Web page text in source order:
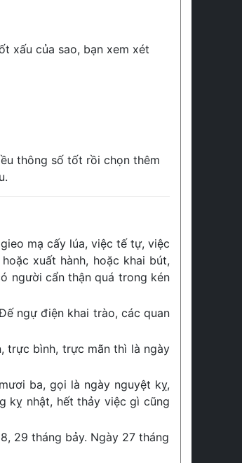
xấu của sao, bạn xem xét
thông số tốt rồi chọn thêm
mạ cấy lúa, việc tế tự, việc
xuất hành, hoặc khai bút,
người cẩn thận quá trong kén
ngự điện khai trào, các quan
trực bình, trực mãn thì là ngày
ba, gọi là ngày nguyệt kỵ,
kỵ nhật, hết thảy việc gì cũng
29 tháng bảy. Ngày 27 tháng